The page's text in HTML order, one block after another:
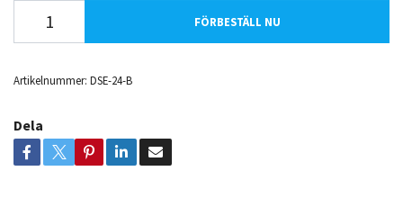
FÖRBESTÄLL NU
Artikelnummer: DSE-24-B
Dela